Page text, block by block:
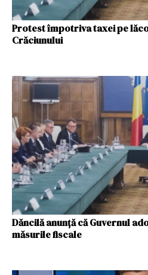
Protest împotriva taxei pe
Crăciunului
Dăncilă anunță că Guvernul
măsurile fiscale